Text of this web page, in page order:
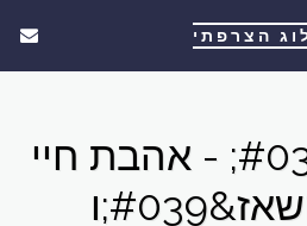
הצרפתי
ארץ הווז&#039; - אהבת חיי